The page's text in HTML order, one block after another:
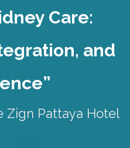
Care:
and
Zign Pattaya Hotel